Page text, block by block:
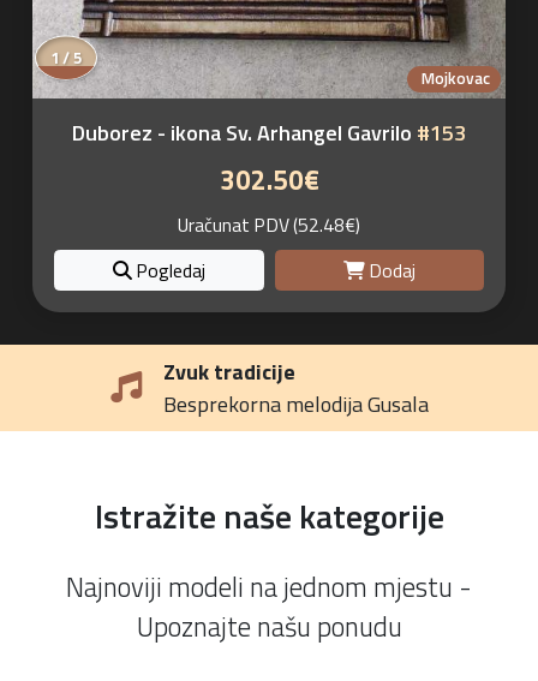
Mojkovac
2 / 5
Duborez - ikona Sv. Arhangel Gavrilo #153
302.50€
Uračunat PDV (52.48€)
Pogledaj
Dodaj
Ručna izrada
Mi čuvamo porodičnu tradiciju
Istražite naše kategorije
Najnoviji modeli na jednom mjestu -
Upoznajte našu ponudu